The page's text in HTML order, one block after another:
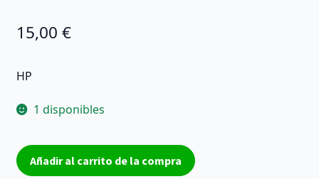
15,00 €
HP
1 disponibles
Carcasa
Cover
Añadir al carrito de la compra